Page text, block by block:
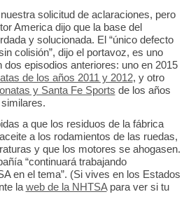
solicitud de aclaraciones, pero
America dijo que la base del
y solucionada. El “único defecto
colisión”, dijo el portavoz, es uno
episodios anteriores: uno en 2015
de los años 2011 y 2012, y otro
y Santa Fe Sports de los años
a que los residuos de la fábrica
a los rodamientos de las ruedas,
y que los motores se ahogasen.
“continuará trabajando
en el tema”. (Si vives en los Estados
la web de la NHTSApara ver si tu